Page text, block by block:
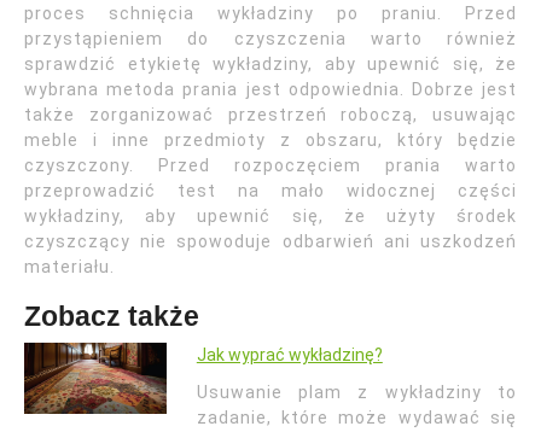
proces schnięcia wykładziny po praniu. Przed
przystąpieniem do czyszczenia warto również
sprawdzić etykietę wykładziny, aby upewnić się, że
wybrana metoda prania jest odpowiednia. Dobrze jest
także zorganizować przestrzeń roboczą, usuwając
meble i inne przedmioty z obszaru, który będzie
czyszczony. Przed rozpoczęciem prania warto
przeprowadzić test na mało widocznej części
wykładziny, aby upewnić się, że użyty środek
czyszczący nie spowoduje odbarwień ani uszkodzeń
materiału.
Zobacz także
Jak wyprać wykładzinę?
Usuwanie plam z wykładziny to
zadanie, które może wydawać się